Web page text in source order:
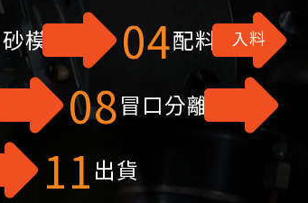
砂模 04配料 入料
08冒口分離
11 出貨